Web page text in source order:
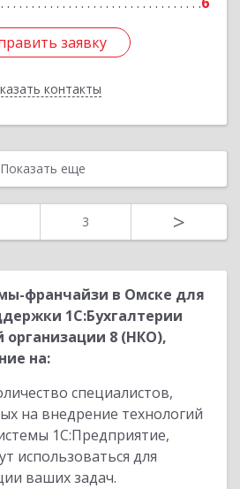
заявку
контакты
заявку
Назад
Показать еще
3 >
франчайзи в Омске для
1С:Бухгалтерии
организации 8 (НКО),
на:
специалистов,
на внедрение технологий
1С:Предприятие,
использоваться для
ваших задач.